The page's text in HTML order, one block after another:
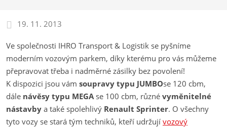
19. 11. 2013
Ve společnosti IHRO Transport & Logistik se pyšníme
moderním vozovým parkem, díky kterému pro vás můžeme
přepravovat třeba i nadměrné zásilky bez povolení!
K dispozici jsou vám soupravy typu JUMBOse 120 cbm,
dále návěsy typu MEGA se 100 cbm, různé vyměnitelné
nástavby a také spolehlivý Renault Sprinter. O všechny
tyto vozy se stará tým techniků, kteří udržují vozový